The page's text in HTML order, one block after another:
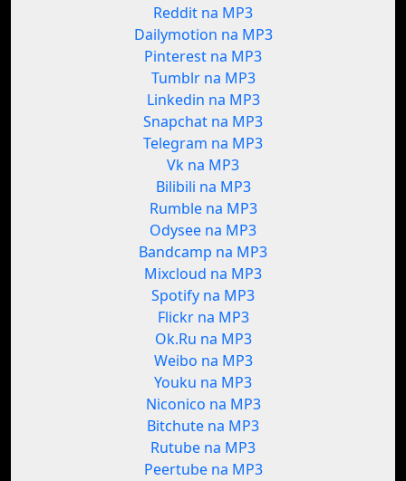
Reddit na MP3
Dailymotion na MP3
Pinterest na MP3
Tumblr na MP3
Linkedin na MP3
Snapchat na MP3
Telegram na MP3
Vk na MP3
Bilibili na MP3
Rumble na MP3
Odysee na MP3
Bandcamp na MP3
Mixcloud na MP3
Spotify na MP3
Flickr na MP3
Ok.Ru na MP3
Weibo na MP3
Youku na MP3
Niconico na MP3
Bitchute na MP3
Rutube na MP3
Peertube na MP3